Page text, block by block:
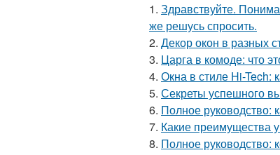
1. Здравствуйте.
же решусь спросить.
2. Декор окон в разных
3. Царга в комоде: что
4. Окна в стиле Hi-Tech:
5. Секреты успешного
6. Полное руководство:
7. Какие преимущества
8. Полное руководство: